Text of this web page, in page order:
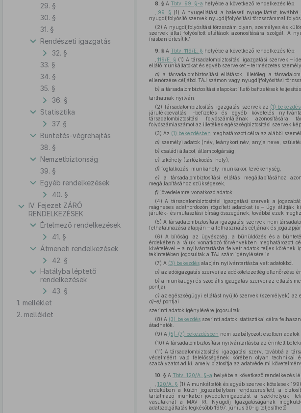
29. §
30. §
31. §
Rendészeti igazgatás
32. §
33. §
34. §
35. §
36. §
Statisztika
37. §
Büntetés-végrehajtás
38. §
Nemzetbiztonság
39. §
Egyéb rendelkezések
40. §
IV. Fejezet ZÁRÓ
RENDELKEZÉSEK
Értelmező rendelkezések
41. §
Átmeneti rendelkezések
42. §
Hatályba léptető
rendelkezések
43. §
1. melléklet
2. melléklet
8. § A Tbtv. 99. §-a helyébe a következő rendelkezés lép:
99. § (1) A nyugellátást, a baleseti nyugellátást,
nyugdíjfolyósító szervek nyugdíjfolyósítási törzsszámmal
(2) A nyugdíjfolyósítási törzsszám olyan, személyes és
szervek által folyósított ellátások azonosítására szolgál. A
írásban értesítik.''
9. § A Tbtv. 119/E. § helyébe a következő rendelkezés lép:
119/E. § (1) A társadalombiztosítási igazgatási szervek –
ellátó munkáltatókat és egyéb szerveket – természetes
a) a társadalombiztosítási ellátások, illetőleg a
ellenőrzése céljából TAJ számon vagy nyugdíjfolyósítási
b) a társadalombiztosítási alapokat illető befizetések
tarthatnak nyilván.
(2) Társadalombiztosítási igazgatási szervek az (1)
járulékbevallás, -befizetés és egyéb követelés
társadalombiztosítási folyószámlájának azonosítására
folyószámlaszámot az illetékes egészségbiztosítási szervek
(3) Az (1) bekezdésben meghatározott célra az alábbi
a) személyi adatok (név, leánykori név, anyja neve,
b) családi állapot, állampolgárság,
c) lakóhely (tartózkodási hely),
d) foglalkozás, munkahely, munkakör, tevékenység,
e) a társadalombiztosítási ellátás megállapításához
megállapításához szükségesek,
f) jövedelemre vonatkozó adatok.
(4) A társadalombiztosítási igazgatási szervek a
mágneses adathordozón rögzített adatokat is – úgy
járulék- és mulasztási bírság összegének, továbbá ezek
(5) A társadalombiztosítási igazgatási szervek nem
felhatalmazása alapján – a felhasználás céljának és
(6) A bíróság, az ügyészség, a bűnüldözés és a
érdekében a rájuk vonatkozó törvényekben meghatározott
kivételével – a nyilvántartásba felvett adatok teljes körének
tekintetében jogosultak a TAJ szám igénylésére is.
(7) A (3) bekezdésalapján nyilvántartásba vett adatokból
a) az adóigazgatás szervei az adókötelezettég ellenőrzése
b) a munkaügyi és szociális igazgatás szervei az ellátás
pontjai,
c) az egészségügyi ellátást nyújtó szervek (személyek) az
a)–e) pontjai
szerinti adatok igénylésére jogosultak.
(8) A (3) bekezdésszerinti adatok statisztikai célra
átadhatók.
(9) A (5)–(7) bekezdésben nem szabályozott esetben
(10) A társadalombiztosítási nyilvántartásba az érintett
(11) A társadalombiztosítási igazgatási szerv, továbbá a
védelméért való felelősségének körében olyan technikai
szabályzatot ad ki, amely biztosítja az adatvédelmi
10. § A Tbtv. 120/A. §-a helyébe a következő rendelkezés
120/A. § (1) A munkáltatók és egyéb szervek kötelesek
érdekében a külön jogszabályban rendszeresített, a
tartalmazó munkabér-jövedelemigazolást a székhelyük,
vasutaknál a MÁV Rt. Nyugdíj Igazgatóságának
adatszolgáltatás legkésőbb 1997. június 30-ig teljesíthető.